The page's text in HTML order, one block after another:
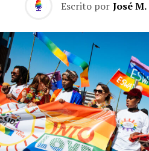
Escrito por José M.